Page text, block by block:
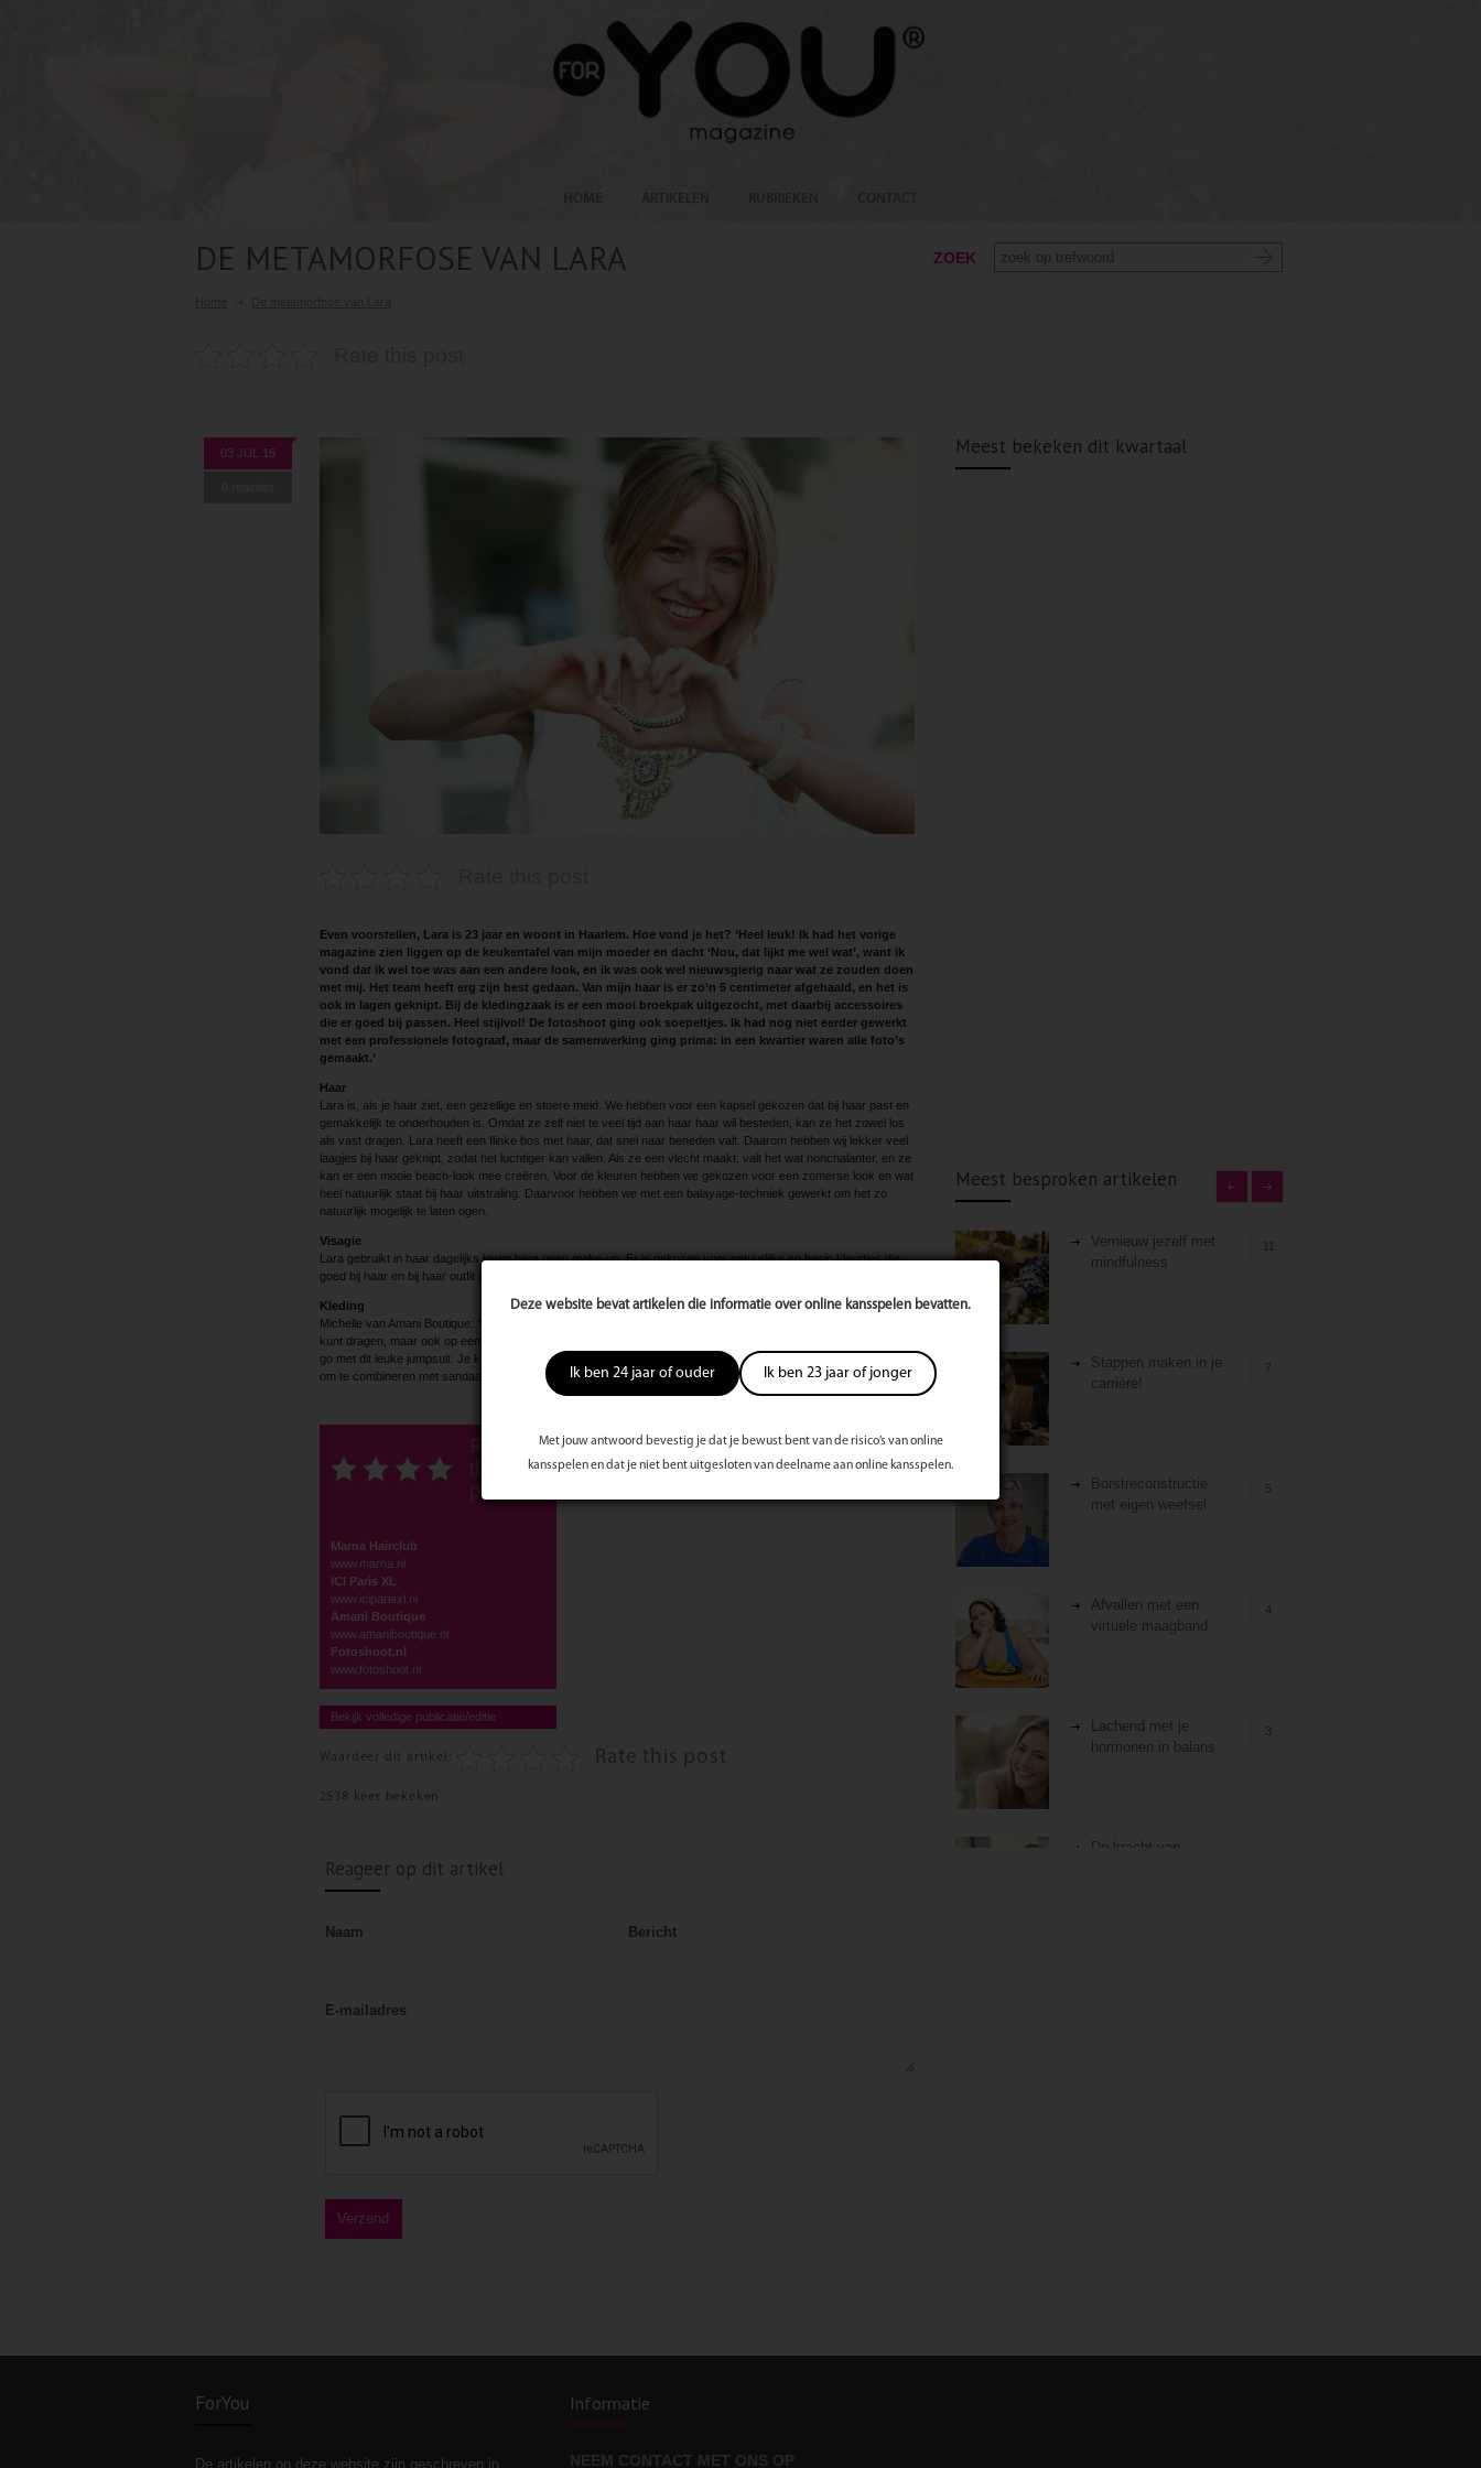
Deze website bevat artikelen die informatie over online kansspelen bevatten.
Ik ben 24 jaar of ouder Ik ben 23 jaar of jonger
Met jouw antwoord bevestig je dat je bewust bent van de risico’s van online
kansspelen en dat je niet bent uitgesloten van deelname aan online kansspelen.
DE METAMORFOSE VAN LARA ZOEK
03 JUL 15
Even voorstellen, Lara is 23 jaar en woont in Haarlem. Hoe vond je het? ‘Heel leuk! Ik had het vorige
magazine zien liggen op de keukentafel van mijn moeder en dacht ‘Nou, dat lijkt me wel wat’, want ik
vond dat ik wel toe was aan een andere look, en ik was ook wel nieuwsgierig naar wat ze zouden doen
met mij. Het team heeft erg zijn best gedaan. Van mijn haar is er zo’n 5 centimeter afgehaald, en het is
ook in lagen geknipt. Bij de kledingzaak is er een mooi broekpak uitgezocht, met daarbij accessoires
die er goed bij passen. Heel stijlvol! De fotoshoot ging ook soepeltjes. Ik had nog niet eerder gewerkt
met een professionele fotograaf, maar de samenwerking ging prima: in een kwartier waren alle foto’s
gemaakt.’
Haar
Lara is, als je haar ziet, een gezellige en stoere meid. We hebben voor een kapsel gekozen dat bij haar past en
gemakkelijk te onderhouden is. Omdat ze zelf niet te veel tijd aan haar haar wil besteden, kan ze het zowel los
als vast dragen. Lara heeft een flinke bos met haar, dat snel naar beneden valt. Daarom hebben wij lekker veel
laagjes bij haar geknipt, zodat het luchtiger kan vallen. Als ze een vlecht maakt, valt het wat nonchalanter, en ze
kan er een mooie beach-look mee creëren. Voor de kleuren hebben we gekozen voor een zomerse look en wat
heel natuurlijk staat bij haar uitstraling. Daarvoor hebben we met een balayage-techniek gewerkt om het zo
natuurlijk mogelijk te laten ogen.
Visagie
Lara gebruikt in haar dagelijks leven bijna geen make-up. Er is gekozen voor natuurlijke en basic kleurtjes die
goed bij haar en bij haar outfit passen.
Kleding
Michelle van Amani Boutique: ‘We hebben voor dit outfit gekozen omdat het een gemakkelijke outfit is die je chic
kunt dragen, maar ook op een warme zomerdag. Met een paar opvallende accessoires ben je meteen ready to
go met dit leuke jumpsuit. Je kunt er een paar mooie heels of sleehakken onder dragen, maar het is ook leuk
om te combineren met sandaaltjes.’
Marna Hairclub
www.marna.nl
ICI Paris XL
www.iciparisxl.nl
Amani Boutique
www.amaniboutique.nl
Fotoshoot.nl
www.fotoshoot.nl
Bekijk volledige publicatie/editie
Waardeer dit artikel: Rate this post
2538 keer bekeken
Reageer op dit artikel
Naam
E-mailadres
Bericht
Meest bekeken dit kwartaal
Meest besproken artikelen
Vernieuw jezelf met
mindfulness
Stappen maken in je
carrière!
7
Borstreconstructie
met eigen weefsel
5
Afvallen met een
virtuele maagband
4
Lachend met je
hormonen in balans
3
De kracht van
zijn?
ForYou
De artikelen op deze website zijn geschreven in
Informatie
NEEM CONTACT MET ONS OP